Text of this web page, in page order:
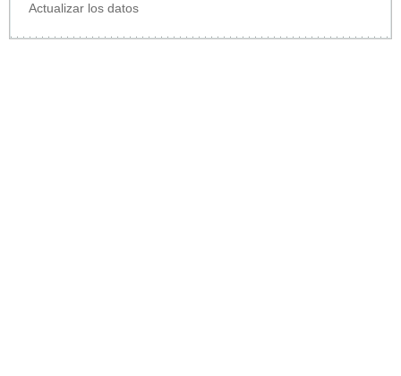
Actualizar los datos